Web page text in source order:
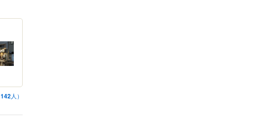
142人）